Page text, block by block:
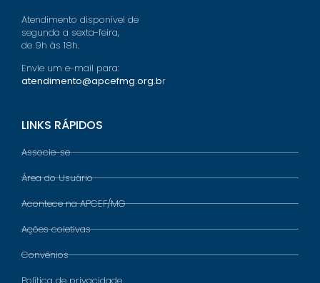
Atendimento disponível de
segunda a sexta-feira,
de 9h às 18h.
Envie um e-mail para:
atendimento@apcefmg.org.br
LINKS RÁPIDOS
Associe-se
Área do Usuário
Acontece na APCEF/MG
Ações coletivas
Convênios
Política de privacidade